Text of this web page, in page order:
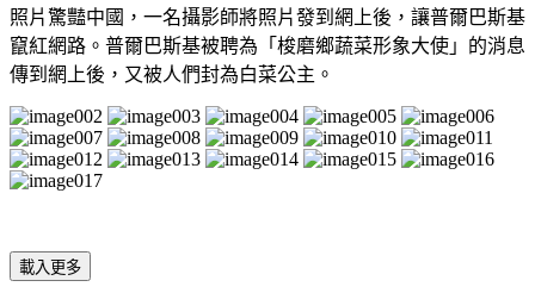
照片驚豔中國，一名攝影師將照片發到網上後，讓普爾巴斯基
竄紅網路。普爾巴斯基被聘為「梭磨鄉蔬菜形象大使」的消息
傳到網上後，又被人們封為白菜公主。
載入更多